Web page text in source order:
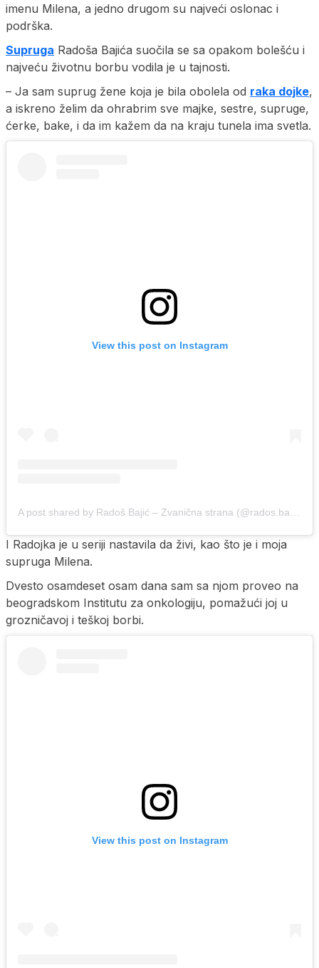
imenu Milena, a jedno drugom su najveći oslonac i
podrška.
Supruga Radoša Bajića suočila se sa opakom bolešću i
najveću životnu borbu vodila je u tajnosti.
– Ja sam suprug žene koja je bila obolela od raka dojke,
a iskreno želim da ohrabrim sve majke, sestre, supruge,
ćerke, bake, i da im kažem da na kraju tunela ima svetla.
View this post on Instagram
A post shared by Radoš Bajić – Zvanična strana (@rados.bajic.officialpage)
I Radojka je u seriji nastavila da živi, kao što je i moja
supruga Milena.
Dvesto osamdeset osam dana sam sa njom proveo na
beogradskom Institutu za onkologiju, pomažući joj u
grozničavoj i teškoj borbi.
View this post on Instagram